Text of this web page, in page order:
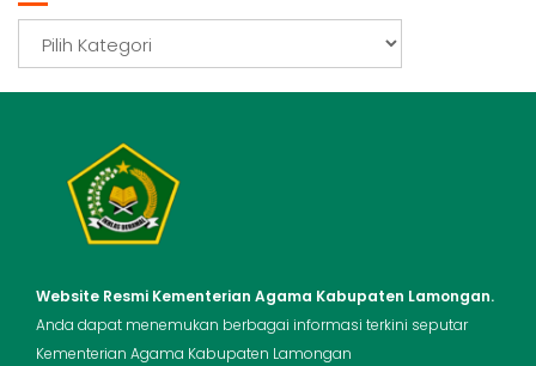
Website Resmi Kementerian Agama Kabupaten Lamongan.
Anda dapat menemukan berbagai informasi terkini seputar
Kementerian Agama Kabupaten Lamongan